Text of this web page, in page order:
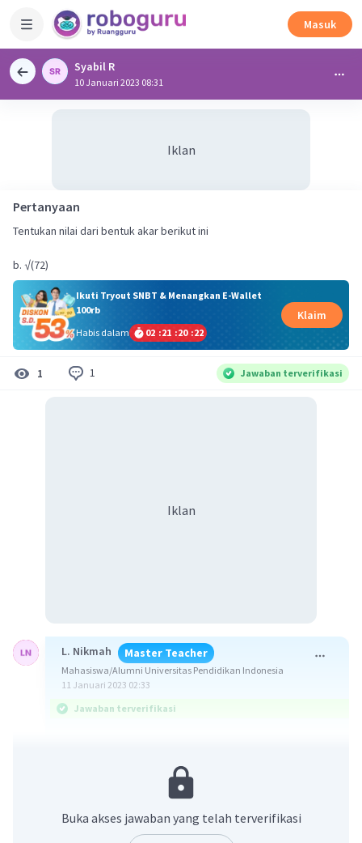
Masuk
Syabil R
10 Januari 2023 08:31
Iklan
Pertanyaan
Tentukan nilai dari bentuk akar berikut ini
Ikuti Tryout SNBT & Menangkan E-Wallet
100rb
Habis dalam
02 :21 :20 :21
Klaim
1 1 Jawaban terverifikasi
Iklan
L. Nikmah Master Teacher
Mahasiswa/Alumni Universitas Pendidikan Indonesia
11 Januari 2023 02:33
Jawaban terverifikasi
ⁿ√(aᵐ)=a^(m/n).
Buka akses jawaban yang telah terverifikasi